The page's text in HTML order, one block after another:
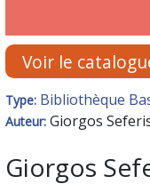
Voir le
Type: Bibliothèque
Auteur: Giorgos
Giorgos